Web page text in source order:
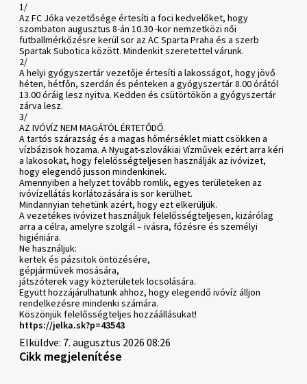
1/
Az FC Jóka vezetősége értesíti a foci kedvelőket, hogy
szombaton augusztus 8-án 10.30 -kor nemzetközi női
futballmérkőzésre kerül sor az AC Sparta Praha és a szerb
Spartak Subotica között. Mindenkit szeretettel várunk.
2/
A helyi gyógyszertár vezetője értesíti a lakosságot, hogy jövő
héten, hétfőn, szerdán és pénteken a gyógyszertár 8.00 órától
13.00 óráig lesz nyitva. Kedden és csütörtökön a gyógyszertár
zárva lesz.
3/
AZ IVÓVÍZ NEM MAGÁTÓL ÉRTETŐDŐ.
A tartós szárazság és a magas hőmérséklet miatt csökken a
vízbázisok hozama. A Nyugat-szlovákiai Vízművek ezért arra kéri
a lakosokat, hogy felelősségteljesen használják az ivóvizet,
hogy elegendő jusson mindenkinek.
Amennyiben a helyzet tovább romlik, egyes területeken az
ivóvízellátás korlátozására is sor kerülhet.
Mindannyian tehetünk azért, hogy ezt elkerüljük.
A vezetékes ivóvizet használjuk felelősségteljesen, kizárólag
arra a célra, amelyre szolgál – ivásra, főzésre és személyi
higiéniára.
Ne használjuk:
kertek és pázsitok öntözésére,
gépjárművek mosására,
játszóterek vagy közterületek locsolására.
Együtt hozzájárulhatunk ahhoz, hogy elegendő ivóvíz álljon
rendelkezésre mindenki számára.
Köszönjük felelősségteljes hozzáállásukat!
https://jelka.sk?p=43543
Elküldve: 7. augusztus 2026 08:26
Cikk megjelenítése